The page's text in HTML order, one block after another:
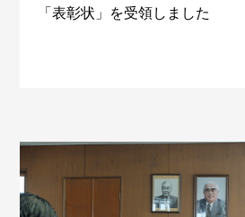
「表彰状」を受領しました